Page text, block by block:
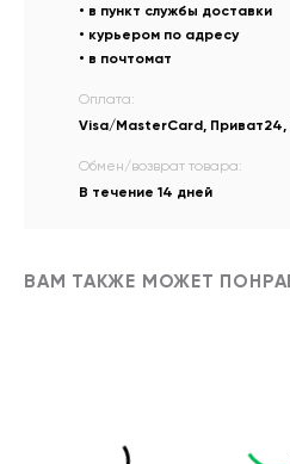
• в пункт службы доставки
• курьером по адресу
• в почтомат
Оплата:
Visa/MasterCard, Приват24,
Обмен/возврат товара:
В течение 14 дней
ВАМ ТАКЖЕ МОЖЕТ